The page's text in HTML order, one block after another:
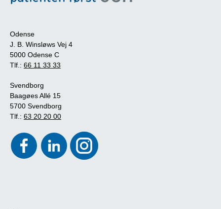
Odense
J. B. Winsløws Vej 4
5000 Odense C
Tlf.: 66 11 33 33
Svendborg
Baagøes Allé 15
5700 Svendborg
Tlf.: 63 20 20 00